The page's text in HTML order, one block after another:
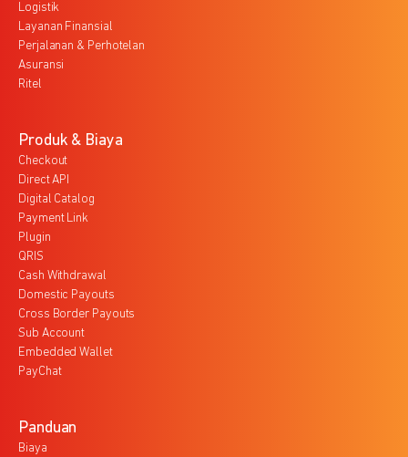
Logistik
Layanan Finansial
Perjalanan & Perhotelan
Asuransi
Ritel
Produk & Biaya
Checkout
Direct API
Digital Catalog
Payment Link
Plugin
QRIS
Cash Withdrawal
Domestic Payouts
Cross Border Payouts
Sub Account
Embedded Wallet
PayChat
Panduan
Biaya